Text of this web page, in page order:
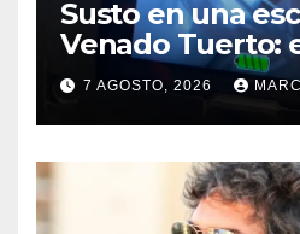
Susto en una
Venado Tuerto:
los alumnos por
ventilador que
recalentarse
7 AGOSTO, 2026